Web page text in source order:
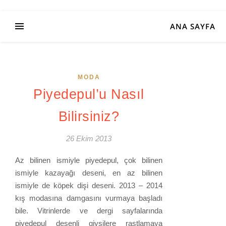
ANA SAYFA
MODA
Piyedepul’u Nasıl
Bilirsiniz?
26 Ekim 2013
Az bilinen ismiyle piyedepul, çok bilinen
ismiyle kazayağı deseni, en az bilinen
ismiyle de köpek dişi deseni. 2013 – 2014
kış modasına damgasını vurmaya başladı
bile. Vitrinlerde ve dergi sayfalarında
piyedepul desenli giysilere rastlamaya